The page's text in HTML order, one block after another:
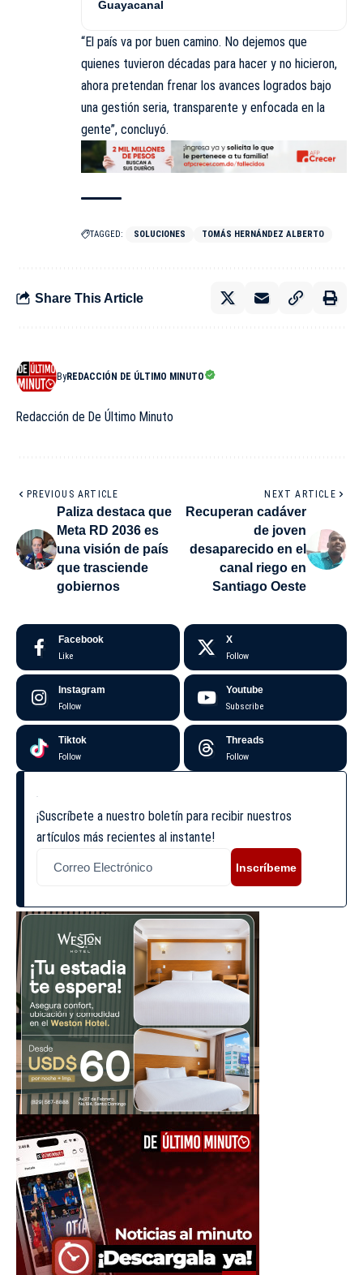
Guayacanal
“El país va por buen camino. No dejemos que
quienes tuvieron décadas para hacer y no hicieron,
ahora pretendan frenar los avances logrados bajo
una gestión seria, transparente y enfocada en la
gente”, concluyó.
TAGGED: SOLUCIONES TOMÁS HERNÁNDEZ ALBERTO
Share This Article
ByREDACCIÓN DE ÚLTIMO MINUTO
Redacción de De Último Minuto
PREVIOUS ARTICLE
Paliza destaca que
Meta RD 2036 es
una visión de país
que trasciende
gobiernos
NEXT ARTICLE
Recuperan cadáver
de joven
desaparecido en el
canal riego en
Santiago Oeste
Facebook
Like
X
Follow
Instagram
Follow
Youtube
Subscribe
Tiktok
Follow
Threads
Follow
¡Suscríbete a nuestro boletín para recibir nuestros
artículos más recientes al instante!
Inscríbeme